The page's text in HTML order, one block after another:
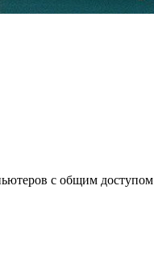
с общим доступом